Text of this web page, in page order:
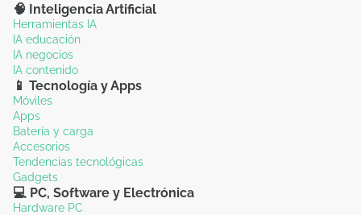
🧠 Inteligencia Artificial
Herramientas IA
IA educación
IA negocios
IA contenido
📱 Tecnología y Apps
Móviles
Apps
Batería y carga
Accesorios
Tendencias tecnológicas
Gadgets
💻 PC, Software y Electrónica
Hardware PC